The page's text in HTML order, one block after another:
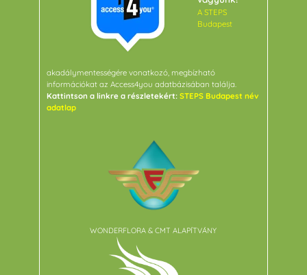
A STEPS
Budapest
akadálymentességére vonatkozó, megbízható
információkat az Access4you adatbázisában találja.
Kattintson a linkre a részletekért: STEPS Budapest név
adatlap
WONDERFLORA & CMT ALAPÍTVÁNY